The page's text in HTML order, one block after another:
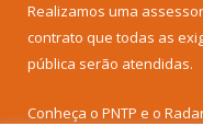
Realizamos uma
contrato que todas as
pública serão atendidas.
Conheça o PNTP e o